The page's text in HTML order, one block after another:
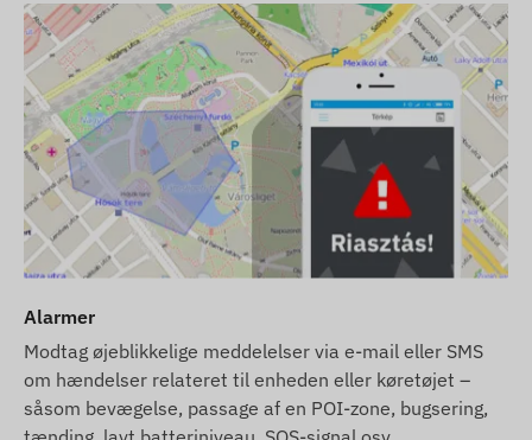
Alarmer
Modtag øjeblikkelige meddelelser via e-mail eller SMS
om hændelser relateret til enheden eller køretøjet –
såsom bevægelse, passage af en POI-zone, bugsering,